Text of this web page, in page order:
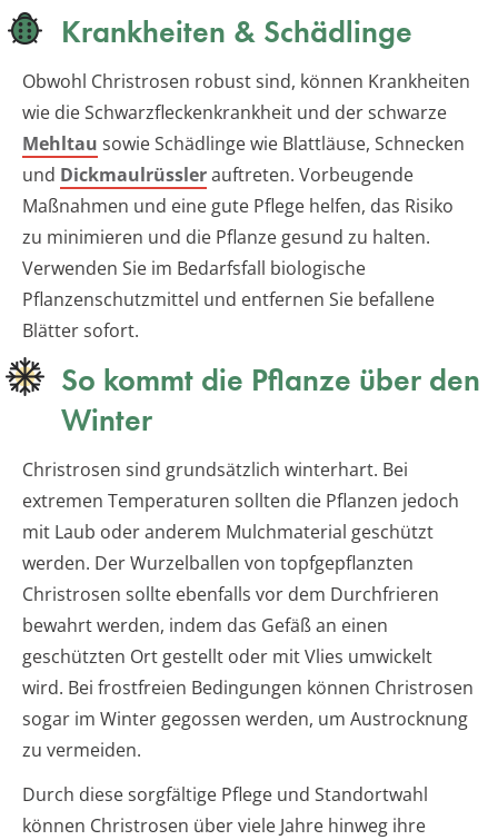
Krankheiten & Schädlinge
Obwohl Christrosen robust sind, können Krankheiten
wie die Schwarzfleckenkrankheit und der schwarze
Mehltau sowie Schädlinge wie Blattläuse, Schnecken
und Dickmaulrüsslerauftreten. Vorbeugende
Maßnahmen und eine gute Pflege helfen, das Risiko
zu minimieren und die Pflanze gesund zu halten.
Verwenden Sie im Bedarfsfall biologische
Pflanzenschutzmittel und entfernen Sie befallene
Blätter sofort.
So kommt die Pflanze über den
Winter
Christrosen sind grundsätzlich winterhart. Bei
extremen Temperaturen sollten die Pflanzen jedoch
mit Laub oder anderem Mulchmaterial geschützt
werden. Der Wurzelballen von topfgepflanzten
Christrosen sollte ebenfalls vor dem Durchfrieren
bewahrt werden, indem das Gefäß an einen
geschützten Ort gestellt oder mit Vlies umwickelt
wird. Bei frostfreien Bedingungen können Christrosen
sogar im Winter gegossen werden, um Austrocknung
zu vermeiden.
Durch diese sorgfältige Pflege und Standortwahl
können Christrosen über viele Jahre hinweg ihre